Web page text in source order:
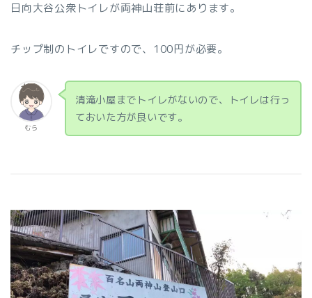
日向大谷公衆トイレが両神山荘前にあります。
チップ制のトイレですので、100円が必要。
むら
清滝小屋までトイレがないので、トイレは行っ
ておいた方が良いです。